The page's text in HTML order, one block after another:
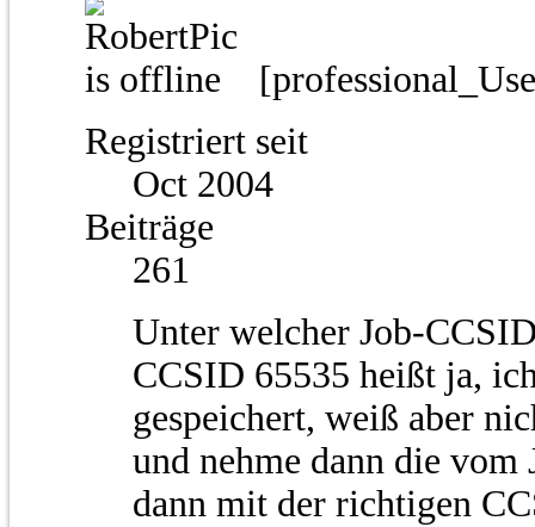
Registriert seit
Oct 2004
Beiträge
261
Unter welcher Job-
CCSID 65535 heißt ja,
gespeichert, weiß aber
und nehme dann die vom
dann mit der richtigen